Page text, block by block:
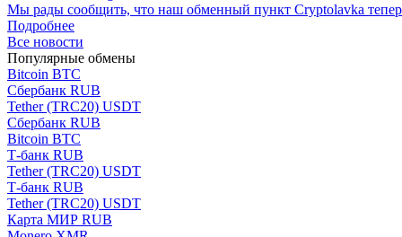
Мы рады сообщить, что наш обменный пункт Cryptolavka
Подробнее
Все новости
Популярные обмены
Bitcoin BTC
Сбербанк RUB
Tether (TRC20) USDT
Сбербанк RUB
Bitcoin BTC
Т-банк RUB
Tether (TRC20) USDT
Т-банк RUB
Tether (TRC20) USDT
Карта МИР RUB